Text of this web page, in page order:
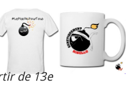
de 13e